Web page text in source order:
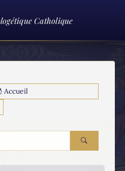
Catholique
Accueil